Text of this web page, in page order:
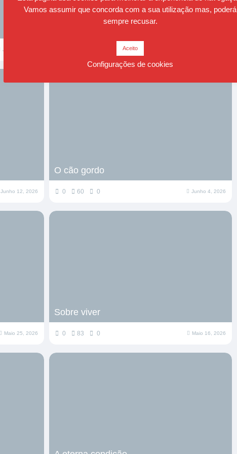
Julho 29, 2026
Junho 12, 2026
O cão gordo
0 60 0 Junho 4, 2026
Maio 25, 2026
Sobre viver
0 83 0 Maio 16, 2026
Vamos assumir que concorda com a sua utilização mas, poderá
sempre recusar.
Aceito
Configurações de cookies